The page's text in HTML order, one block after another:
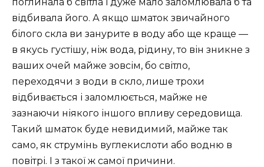
відбивала його. А якщо шматок звичайного
білого скла ви занурите в воду або ще краще —
в якусь густішу, ніж вода, рідину, то він зникне з
ваших очей майже зовсім, бо світло,
переходячи з води в скло, лише трохи
відбивається і заломлюється, майже не
зазнаючи ніякого іншого впливу середовища.
Такий шматок буде невидимий, майже так
само, як струмінь вуглекислоти або водню в
повітрі. І з такої ж самої причини.